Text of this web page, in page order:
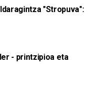
"Stropuva":
- printzipioa eta